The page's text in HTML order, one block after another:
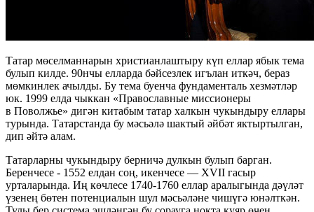
Татар мөселманнарын христианлаштыру күп еллар ябык тема
булып килде. 90нчы елларда бәйсезлек игълан иткәч, бераз
мөмкинлек ачылды. Бу тема буенча фундаменталь хезмәтләр
юк. 1999 елда чыккан «Православные миссионеры
в Поволжье» дигән китабым татар халкын чукындыру еллары
турында. Татарстанда бу мәсьәлә шактый әйбәт яктыртылган,
дип әйтә алам.
Татарларны чукындыру берничә дулкын булып барган.
Беренчесе - 1552 елдан соң, икенчесе — XVII гасыр
урталарында. Иң көчлесе 1740-1760 еллар аралыгында дәүләт
үзенең бөтен потенциалын шул мәсьәләне чишүгә юнәлткән.